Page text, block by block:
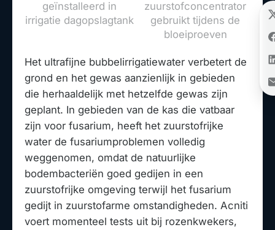
geïnstalleerd in
irrigatie dagopslagtank
zuurstofconcentrator
gebruikt tijdens de
bloeiproeven
Het ultrafijne bubbelirrigatiewater verbetert de
grond en het gewas aanzienlijk in gebieden
die herhaaldelijk met hetzelfde gewas zijn
geplant. In gebieden van de kas die vatbaar
zijn voor fusarium, heeft het zuurstofrijke
water de fusariumproblemen volledig
weggenomen, omdat de natuurlijke
bodembacteriën goed gedijen in een
zuurstofrijke omgeving terwijl het fusarium
gedijt in zuurstofarme omstandigheden. Acniti
voert momenteel tests uit bij rozenkwekers,